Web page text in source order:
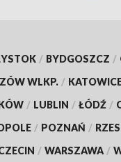
/ BYDGOSZCZ /
WLKP. /
/ LUBLIN / ŁÓDŹ /
/ POZNAŃ /
/ WARSZAWA /